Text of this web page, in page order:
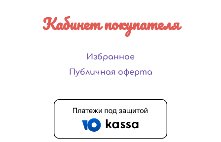
Кабинет покупателя
Избранное
Публичная оферта